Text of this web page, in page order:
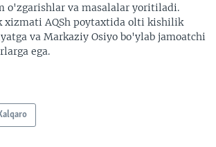
o'zgarishlar va masalalar yoritiladi.
xizmati AQSh poytaxtida olti kishilik
va Markaziy Osiyo bo'ylab jamoatchi
ega.